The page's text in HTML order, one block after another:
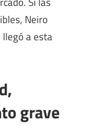
Neiro
llegó a esta
grave